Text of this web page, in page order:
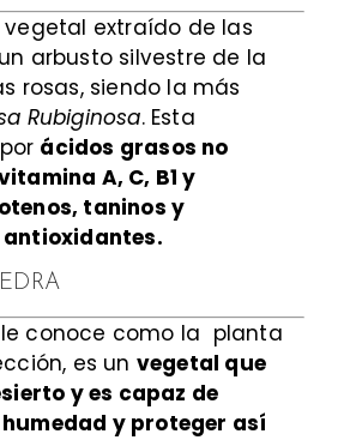
vegetal extraído de las
arbusto silvestre de la
rosas, siendo la más
Rubiginosa. Esta
ácidos grasos no
A, C, B1 y
taninos y
conoce como la planta
es un vegetal que
y es capaz de
y proteger así